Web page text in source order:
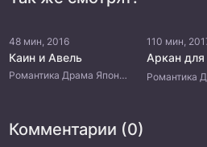
48 мин, 2016
Каин и Авель
Романтика Драма Японские дорамы
110 мин,
Аркан для
Комментарии (0)